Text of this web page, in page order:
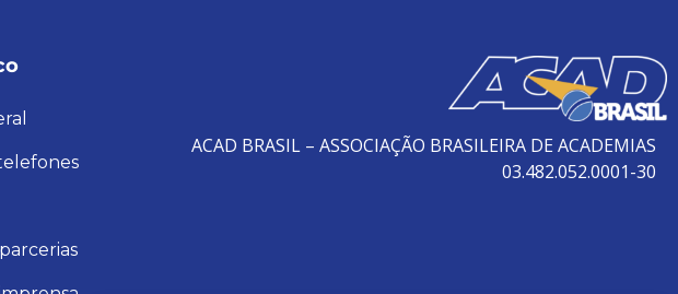
ACAD BRASIL – ASSOCIAÇÃO BRASILEIRA DE ACADEMIAS
03.482.052.0001-30